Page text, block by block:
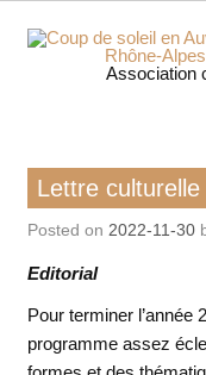
Skip
content
Association
Lettre culturelle
Lettre
Posted on 2022-11-30
Editorial
Pour terminer l’année
programme assez